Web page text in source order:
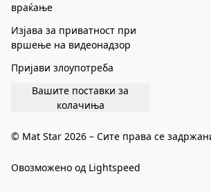
враќање
Изјава за приватност при
вршење на видеонадзор
Пријави злоупотреба
Вашите поставки за
колачиња
© Mat Star 2026 – Сите права се
Овозможено од Lightspeed